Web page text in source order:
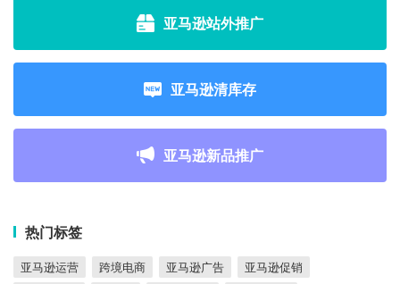
亚马逊站外推广
亚马逊清库存
亚马逊新品推广
热门标签
亚马逊运营 跨境电商 亚马逊广告
亚马逊促销